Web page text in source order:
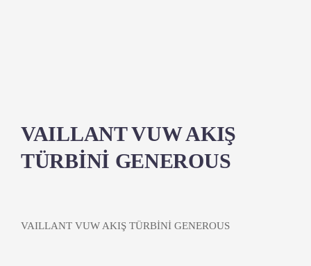
VAILLANT VUW AKIŞ
TÜRBİNİ GENEROUS
VAILLANT VUW AKIŞ TÜRBİNİ GENEROUS